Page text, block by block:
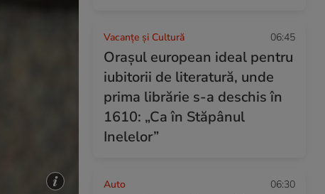
Vacanțe și Cultură 06:45
Orașul european ideal pentru
iubitorii de literatură, unde
prima librărie s-a deschis în
1610: „Ca în Stăpânul
Inelelor”
Auto 06:30